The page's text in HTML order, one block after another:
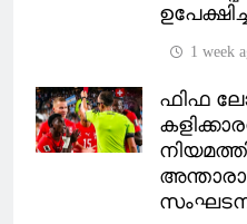
1 week
ഫിഫ